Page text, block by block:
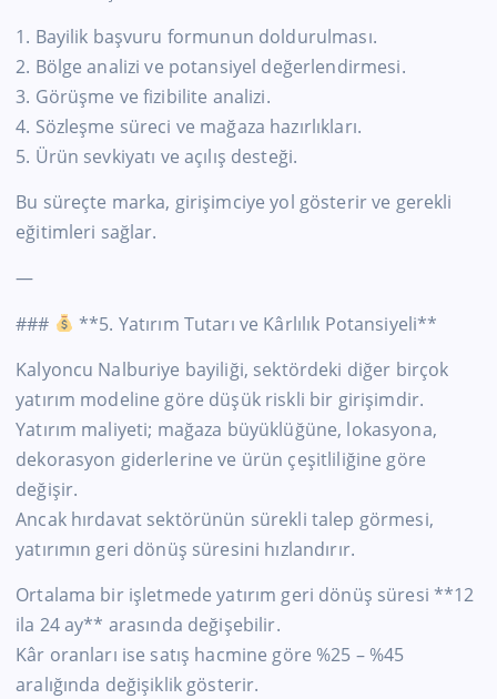
1. Bayilik başvuru formunun doldurulması.
2. Bölge analizi ve potansiyel değerlendirmesi.
3. Görüşme ve fizibilite analizi.
4. Sözleşme süreci ve mağaza hazırlıkları.
5. Ürün sevkiyatı ve açılış desteği.
Bu süreçte marka, girişimciye yol gösterir ve gerekli
eğitimleri sağlar.
—
###
**5. Yatırım Tutarı ve Kârlılık Potansiyeli**
Kalyoncu Nalburiye bayiliği, sektördeki diğer birçok
yatırım modeline göre düşük riskli bir girişimdir.
Yatırım maliyeti; mağaza büyüklüğüne, lokasyona,
dekorasyon giderlerine ve ürün çeşitliliğine göre
değişir.
Ancak hırdavat sektörünün sürekli talep görmesi,
yatırımın geri dönüş süresini hızlandırır.
Ortalama bir işletmede yatırım geri dönüş süresi **12
ila 24 ay** arasında değişebilir.
Kâr oranları ise satış hacmine göre %25 – %45
aralığında değişiklik gösterir.